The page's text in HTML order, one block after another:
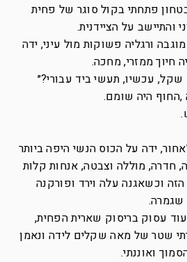
פתחתי בקול סוגר של פחית
והתיישב על הציידנית.
ורגליה פשוקות מול עיני, ידה
חיוך ממזרי, מחכה.
,החוף היה שומם.
ידה על הכוס הנשי היפה ביותר
חדרה, מוללה וצבטה, אנחות קלות
וכשאגנה עלה וירד ופורקנה
שגמרה.
עסוק בריסוק שארית הפחית,
שטר של מאה שקלים לידה ונאמן
ואוננתי.